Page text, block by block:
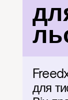
для